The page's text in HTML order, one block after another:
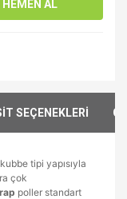
HEMEN AL
SEÇENEKLERİ
tipi yapısıyla
çok
poller standart